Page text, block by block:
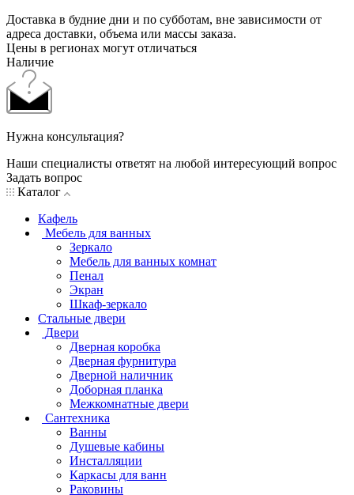
Доставка в будние дни и по субботам, вне зависимости от
адреса доставки, объема или массы заказа.
Цены в регионах могут отличаться
Наличие
Нужна консультация?
Наши специалисты ответят на любой интересующий вопрос
Задать вопрос
Каталог
Кафель
Мебель для ванных
Зеркало
Мебель для ванных комнат
Пенал
Экран
Шкаф-зеркало
Стальные двери
Двери
Дверная коробка
Дверная фурнитура
Дверной наличник
Доборная планка
Межкомнатные двери
Сантехника
Ванны
Душевые кабины
Инсталляции
Каркасы для ванн
Раковины